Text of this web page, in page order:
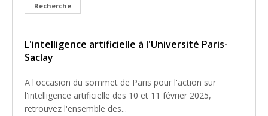
Recherche
L'intelligence artificielle à l'Université Paris-
Saclay
A l'occasion du sommet de Paris pour l'action sur
l'intelligence artificielle des 10 et 11 février 2025,
retrouvez l'ensemble des...